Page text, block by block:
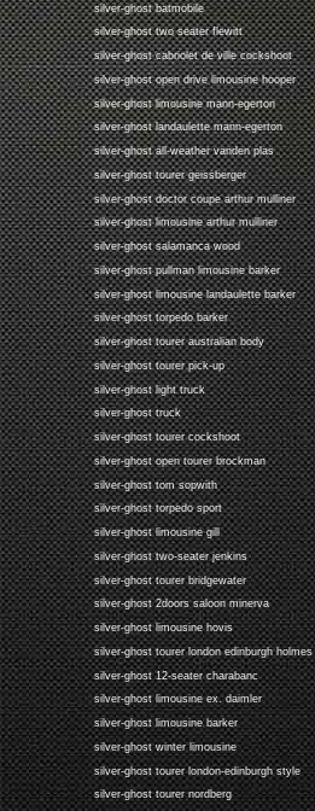
silver-ghost batmobile
silver-ghost two seater flewitt
silver-ghost cabriolet de ville cockshoot
silver-ghost open drive limousine hooper
silver-ghost limousine mann-egerton
silver-ghost landaulette mann-egerton
silver-ghost all-weather vanden plas
silver-ghost tourer geissberger
silver-ghost doctor coupe arthur mulliner
silver-ghost limousine arthur mulliner
silver-ghost salamanca wood
silver-ghost pullman limousine barker
silver-ghost limousine landaulette barker
silver-ghost torpedo barker
silver-ghost tourer australian body
silver-ghost tourer pick-up
silver-ghost light truck
silver-ghost truck
silver-ghost tourer cockshoot
silver-ghost open tourer brockman
silver-ghost tom sopwith
silver-ghost torpedo sport
silver-ghost limousine gill
silver-ghost two-seater jenkins
silver-ghost tourer bridgewater
silver-ghost 2doors saloon minerva
silver-ghost limousine hovis
silver-ghost tourer london edinburgh holmes
silver-ghost 12-seater charabanc
silver-ghost limousine ex. daimler
silver-ghost limousine barker
silver-ghost winter limousine
silver-ghost tourer london-edinburgh style
silver-ghost tourer nordberg